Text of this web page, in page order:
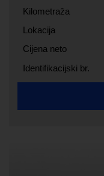
Kilometraža
Lokacija
Cijena neto
Identifikacijski br.